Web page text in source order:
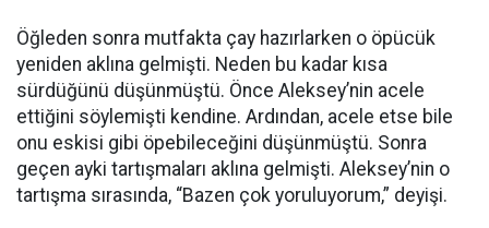
Öğleden sonra mutfakta çay hazırlarken o öpücük
yeniden aklına gelmişti. Neden bu kadar kısa
sürdüğünü düşünmüştü. Önce Aleksey’nin acele
ettiğini söylemişti kendine. Ardından, acele etse bile
onu eskisi gibi öpebileceğini düşünmüştü. Sonra
geçen ayki tartışmaları aklına gelmişti. Aleksey’nin o
tartışma sırasında, “Bazen çok yoruluyorum,” deyişi.